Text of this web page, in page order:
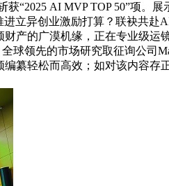
“2025 AI MVP TOP 50”项。
立异创业激励打算？联袂共赴
产的广漠机缘，正在专业级运
领先的市场研究取征询公司
纂轻松而高效；如对该内容存